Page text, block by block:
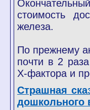
стоимость
железа.
По прежнему
почти в 2
Х-фактора и
Страшная
дошкольного